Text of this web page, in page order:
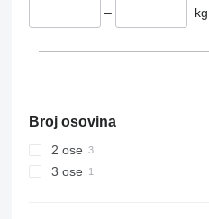
– kg
Broj osovina
2 ose
3 ose